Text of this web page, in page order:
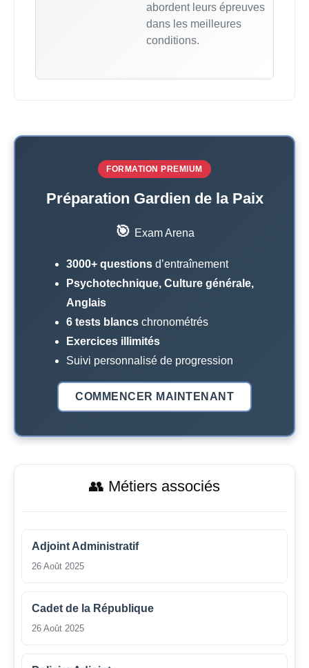
abordent leurs épreuves
dans les meilleures
conditions.
FORMATION PREMIUM
Préparation Gardien de la Paix
🎯 Exam Arena
3000+ questions d’entraînement
Psychotechnique, Culture générale,
Anglais
6 tests blancs chronométrés
Exercices illimités
Suivi personnalisé de progression
COMMENCER MAINTENANT
👥 Métiers associés
Adjoint Administratif
26 Août 2025
Cadet de la République
26 Août 2025